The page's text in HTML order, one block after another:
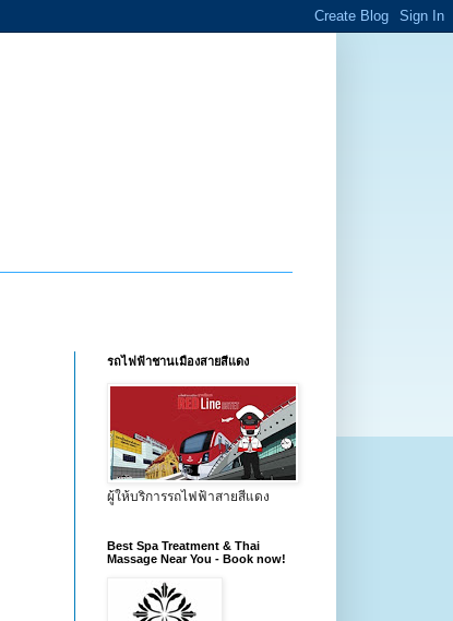
รถไฟฟ้าชานเมืองสายสีแดง
ผู้ให้บริการรถไฟฟ้าสายสีแดง
Best Spa Treatment & Thai
Massage Near You - Book now!